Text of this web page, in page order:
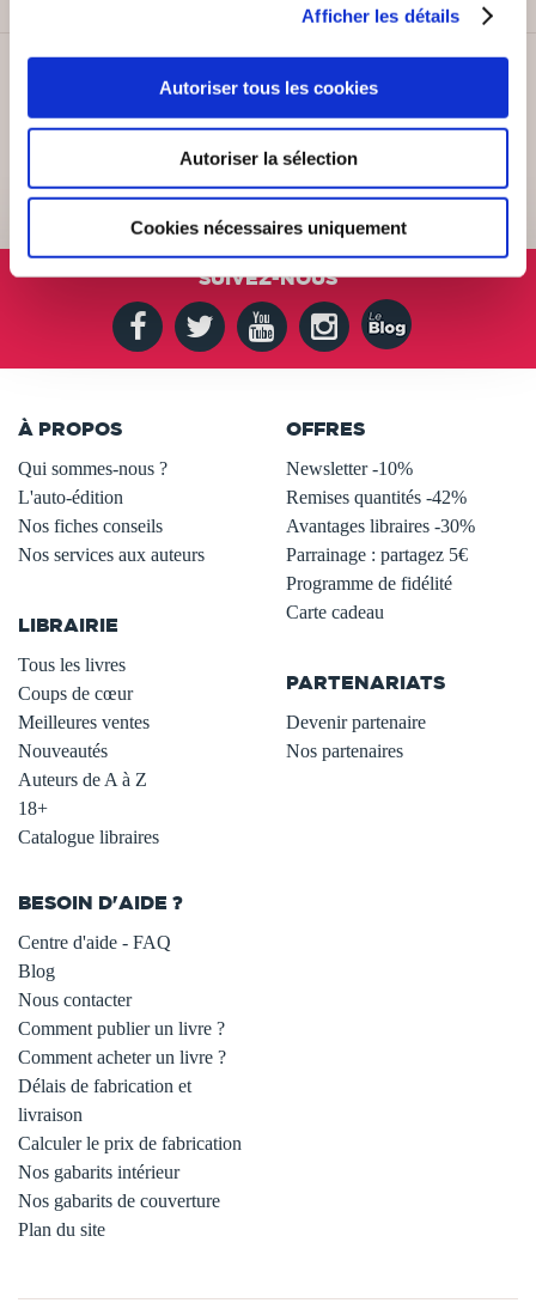
Afficher les détails
Autoriser tous les cookies
Autoriser la sélection
Cookies nécessaires uniquement
SERVICE CLIENT
Lundi au vendredi, 10-12h / 14-16h
SUIVEZ-NOUS
À PROPOS
Qui sommes-nous ?
L'auto-édition
Nos fiches conseils
Nos services aux auteurs
LIBRAIRIE
Tous les livres
Coups de cœur
Meilleures ventes
Nouveautés
Auteurs de A à Z
18+
Catalogue libraires
OFFRES
Newsletter -10%
Remises quantités -42%
Avantages libraires -30%
Parrainage : partagez 5€
Programme de fidélité
Carte cadeau
PARTENARIATS
Devenir partenaire
Nos partenaires
BESOIN D'AIDE ?
Centre d'aide - FAQ
Blog
Nous contacter
Comment publier un livre ?
Comment acheter un livre ?
Délais de fabrication et
livraison
Calculer le prix de fabrication
Nos gabarits intérieur
Nos gabarits de couverture
Plan du site